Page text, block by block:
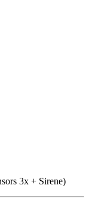
3x + Sirene)